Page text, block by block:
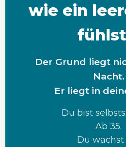
wie ein
Der Grund liegt
Nacht.
Er liegt in
Du bist
Ab 35.
Du wachst